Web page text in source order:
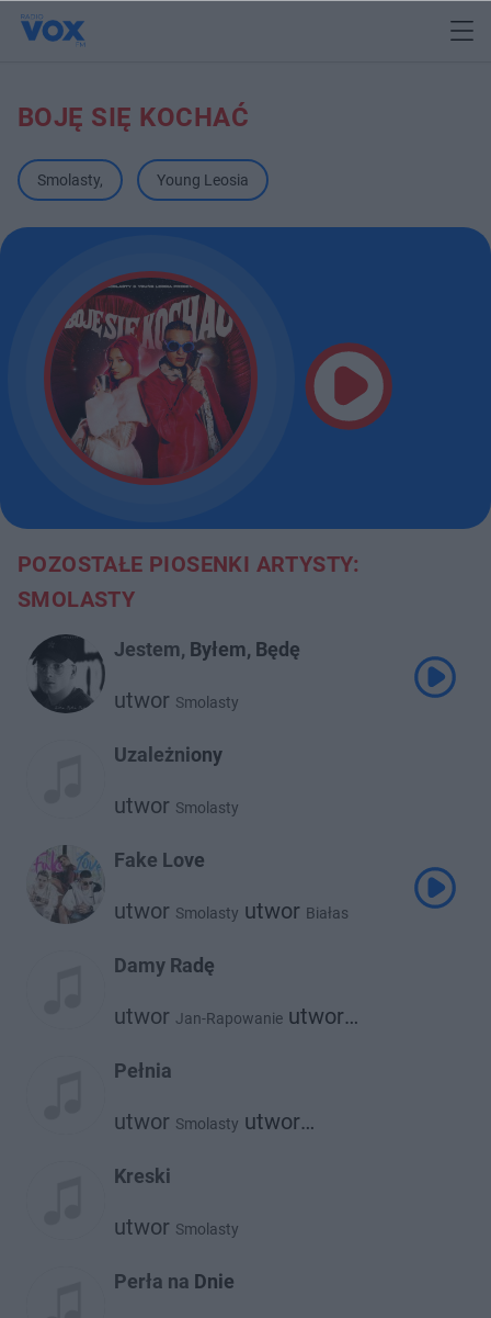
BOJĘ SIĘ KOCHAĆ
Smolasty, Young Leosia
POZOSTAŁE PIOSENKI ARTYSTY:
SMOLASTY
Jestem, Byłem, Będę
utwor Smolasty
Uzależniony
utwor Smolasty
Fake Love
utwor Smolasty utwor Białas
Damy Radę
utwor Jan-Rapowanie utwor
Pełnia
utwor Smolasty utwor
Kreski
utwor Smolasty
Perła na Dnie